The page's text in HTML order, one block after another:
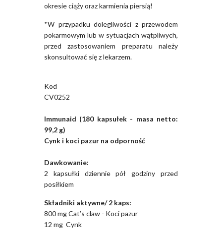
okresie ciąży oraz karmienia piersią!
*W przypadku dolegliwości z przewodem
pokarmowym lub w sytuacjach wątpliwych,
przed zastosowaniem preparatu należy
skonsultować się z lekarzem.
Kod
CV0252
Immunaid (180 kapsułek - masa netto:
99,2 g)
Cynk i koci pazur na odporność
Dawkowanie:
2 kapsułki dziennie pół godziny przed
posiłkiem
Składniki aktywne/ 2 kaps:
800 mg Cat’s claw - Koci pazur
12 mg Cynk